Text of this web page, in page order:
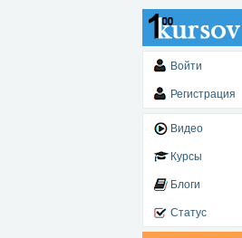
Войти
Регистрация
Видео
Курсы
Блоги
Статус